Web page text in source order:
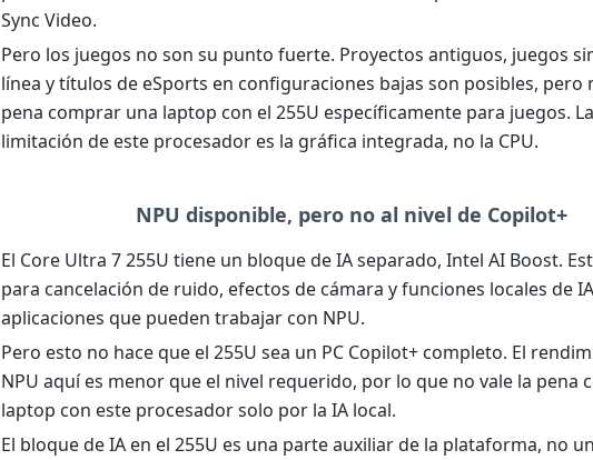
Sync Video.
Pero los juegos no son su punto fuerte. Proyectos antiguos, juegos
línea y títulos de eSports en configuraciones bajas son posibles, pero
pena comprar una laptop con el 255U específicamente para juegos.
limitación de este procesador es la gráfica integrada, no la CPU.
NPU disponible, pero no al nivel de Copilot+
El Core Ultra 7 255U tiene un bloque de IA separado, Intel AI Boost.
para cancelación de ruido, efectos de cámara y funciones locales de
aplicaciones que pueden trabajar con NPU.
Pero esto no hace que el 255U sea un PC Copilot+ completo. El
NPU aquí es menor que el nivel requerido, por lo que no vale la pena
laptop con este procesador solo por la IA local.
El bloque de IA en el 255U es una parte auxiliar de la plataforma, no